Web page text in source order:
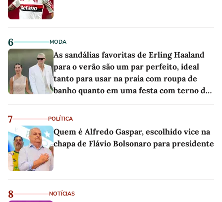
6 MODA
As sandálias favoritas de Erling Haaland
para o verão são um par perfeito, ideal
tanto para usar na praia com roupa de
banho quanto em uma festa com terno de
7 POLÍTICA
Quem é Alfredo Gaspar, escolhido vice na
chapa de Flávio Bolsonaro para presidente
8 NOTÍCIAS